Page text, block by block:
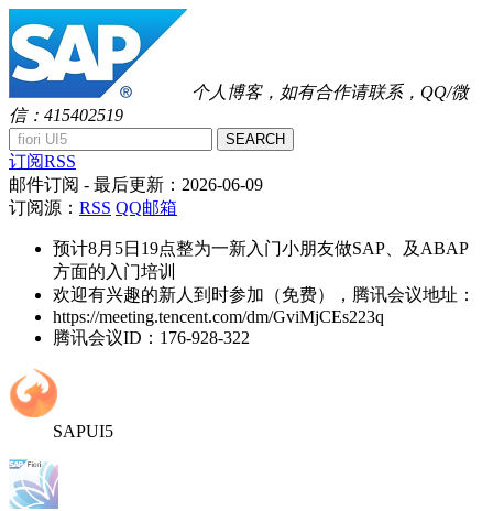
个人博客，如有合作请联系，QQ/微
信：415402519
SEARCH
订阅RSS
邮件订阅 - 最后更新： 2026-06-09
订阅源： RSS QQ邮箱
预计8月5日19点整为一新入门小朋友做SAP、及ABAP
方面的入门培训
欢迎有兴趣的新人到时参加（免费），腾讯会议地址：
https://meeting.tencent.com/dm/GviMjCEs223q
腾讯会议ID：176-928-322
SAPUI5